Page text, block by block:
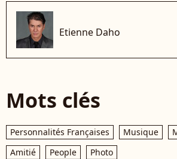
Etienne Daho
Mots clés
Personnalités Françaises Musique
Amitié
People Photo